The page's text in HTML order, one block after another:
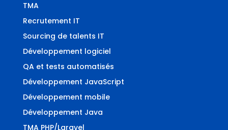
TMA
Recrutement IT
Sourcing de talents IT
Développement logiciel
QA et tests automatisés
Développement JavaScript
Développement mobile
Développement Java
TMA PHP/Laravel